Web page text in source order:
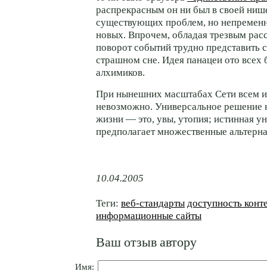
распрекрасным он ни был в своей
существующих проблем, но
новых. Впрочем, обладая трезвым
поворот событий трудно представить
страшном сне. Идея панацеи ото
алхимиков.
При нынешних масштабах Сети всем
невозможно. Универсальное решение
жизни — это, увы, утопия; истинная
предполагает множественные
10.04.2005
Теги: веб-стандарты доступность
информационные сайты
Ваш отзыв автору
Имя: